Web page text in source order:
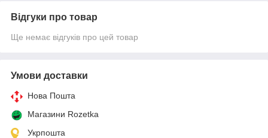
Відгуки про товар
Ще немає відгуків про цей товар
Умови доставки
Нова Пошта
Магазини Rozetka
Укрпошта